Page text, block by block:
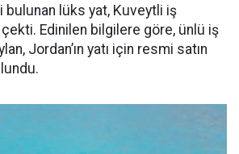
bulunan lüks yat, Kuveytli iş
çekti. Edinilen bilgilere göre, ünlü iş
Jordan’ın yatı için resmi satın